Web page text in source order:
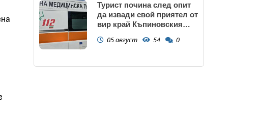
Турист почина след опит
да извади свой приятел от
вир край Къпиновския
05 август 54 0